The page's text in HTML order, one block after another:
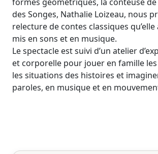
formes géométriques, la conteuse de
des Songes, Nathalie Loizeau, nous
relecture de contes classiques
mis en sons et en musique.
Le spectacle est suivi d’un atelier
et corporelle pour jouer en famille
les situations des histoires et
paroles, en musique et en